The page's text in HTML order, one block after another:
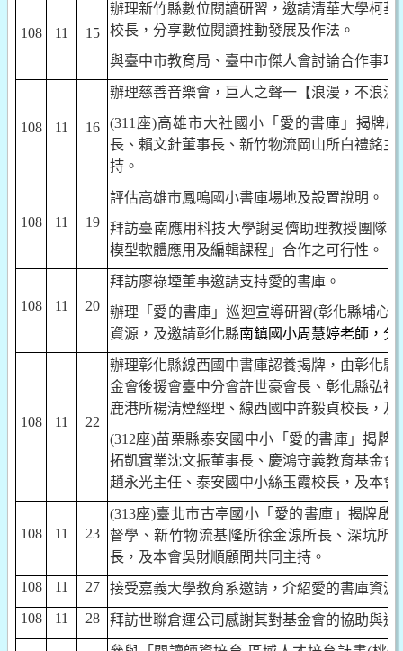
108 11 15
辦理新竹縣數位閱讀研習，邀請清華大學柯
校長，分享數位閱讀推動發展及作法。
與臺中市教育局、臺中市傑人會討論合作事項
108 11 16
辦理慈善音樂會，巨人之聲一【浪漫，不浪
(311 座)高雄市大社國小「愛的書庫」揭牌
長、賴文針董事長、新竹物流岡山所白禮銘
持。
108 11 19
評估高雄市鳳鳴國小書庫場地及設置說明。
拜訪臺南應用科技大學謝旻儕助理教授團隊
模型軟體應用及編輯課程」合作之可行性。
108 11 20
拜訪廖祿堙董事邀請支持愛的書庫。
辦理「愛的書庫」巡迴宣導研習(彰化縣埔心
資源，及邀請彰化縣南鎮國小周慧婷老師，分
108 11 22
辦理彰化縣線西國中書庫認養揭牌，由彰化
金會後援會臺中分會許世豪會長、彰化縣弘
鹿港所楊清煙經理、線西國中許毅貞校長，
(312座)苗栗縣泰安國中小「愛的書庫」揭牌
拓凱實業沈文振董事長、慶鴻守義教育基金
趙永光主任、泰安國中小絲玉霞校長，及本
108 11 23
(313座)臺北市古亭國小「愛的書庫」揭牌啟
督學、新竹物流基隆所徐金湶所長、深坑所
長，及本會吳財順顧問共同主持。
108
11 27
接受嘉義大學教育系邀請，介紹愛的書庫資源
108
11 28 拜訪世聯倉運公司感謝其對基金會的協助與邀